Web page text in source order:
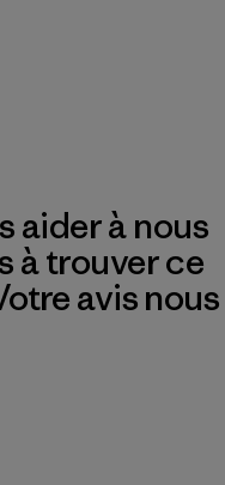
aider à nous
à trouver ce
avis nous